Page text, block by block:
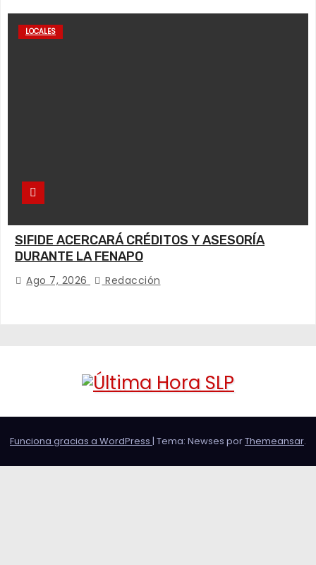
LOCALES
SIFIDE ACERCARÁ CRÉDITOS Y ASESORÍA
DURANTE LA FENAPO
Ago 7, 2026 Redacción
Funciona gracias a WordPress | Tema: Newses porThemeansar.